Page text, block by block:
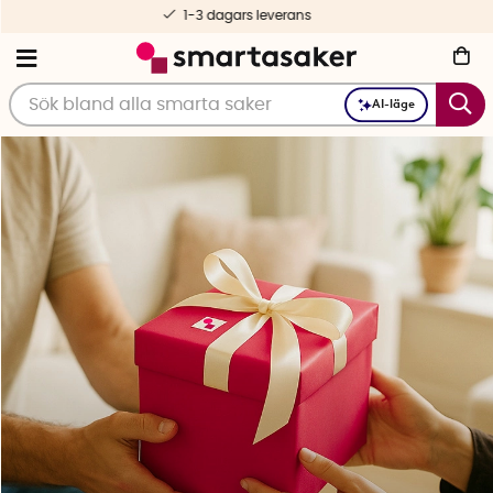
AI-läge
Fri frakt fr. 499 kr